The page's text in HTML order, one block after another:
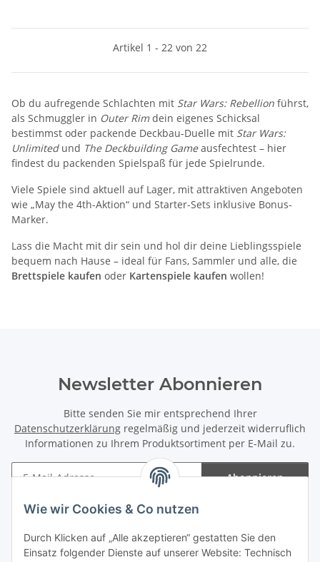
Wie wir Cookies & Co nutzen
Durch Klicken auf „Alle akzeptieren“ gestatten Sie den
Einsatz folgender Dienste auf unserer Website: Technisch
Artikel 1 - 22 von 22
Ob du aufregende Schlachten mit Star Wars: Rebellion führst,
als Schmuggler in Outer Rimdein eigenes Schicksal
bestimmst oder packende Deckbau-Duelle mit Star Wars:
Unlimitedund The Deckbuilding Gameausfechtest – hier
findest du packenden Spielspaß für jede Spielrunde.
Viele Spiele sind aktuell auf Lager, mit attraktiven Angeboten
wie „May the 4th-Aktion“ und Starter-Sets inklusive Bonus-
Marker.
Lass die Macht mit dir sein und hol dir deine Lieblingsspiele
bequem nach Hause – ideal für Fans, Sammler und alle, die
Brettspiele kaufen oder Kartenspiele kaufen wollen!
Newsletter Abonnieren
Bitte senden Sie mir entsprechend Ihrer
Datenschutzerklärung regelmäßig und jederzeit widerruflich
Informationen zu Ihrem Produktsortiment per E-Mail zu.
Abonnieren